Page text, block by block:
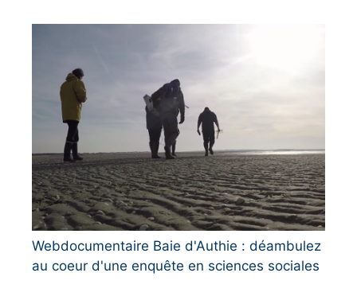
Webdocumentaire Baie d'Authie : déambulez
au coeur d'une enquête en sciences sociales